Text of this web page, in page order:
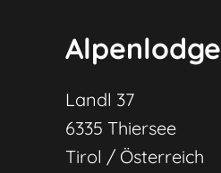
Alpenlodge
Landl 37
6335 Thiersee
Tirol / Österreich